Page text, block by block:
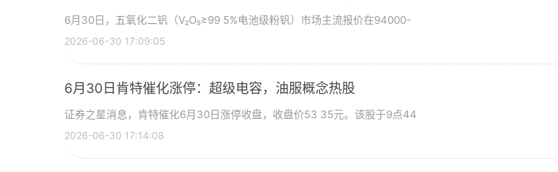
6月30日，五氧化二钒（V₂O₅≥99 5%电池级粉钒）市场主流报价在94000-
2026-06-30 17:09:05
6月30日肯特催化涨停：超级电容，油服概念热股
证券之星消息，肯特催化6月30日涨停收盘，收盘价53 35元。该股于9点44
2026-06-30 17:14:08